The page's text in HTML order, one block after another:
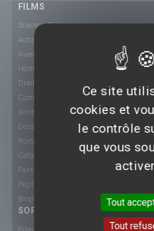
FILMS
Science-Fiction
Action
Aventure
Horreur
Drame
Comédie
Animation
Documentaire
Romance
Catastrophe
Fantastique
Péplum
Biopic
SORTIE CINÉ
Ce site
cookies et
le contrôle
que vous
Tout
Tout